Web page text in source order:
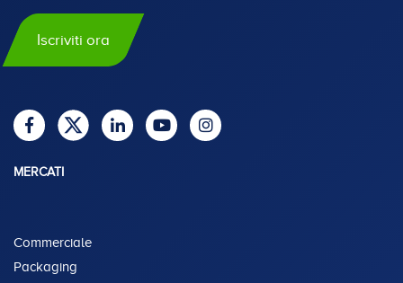
Iscriviti ora
MERCATI
Commerciale
Packaging